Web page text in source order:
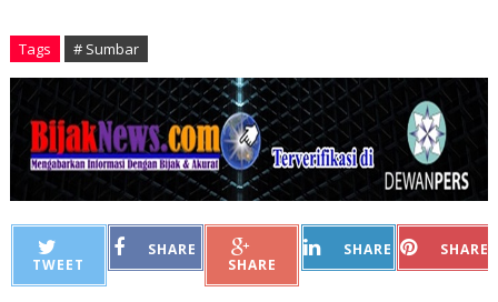
Tags # Sumbar
TWEET
SHARE
SHARE
SHARE SHARE